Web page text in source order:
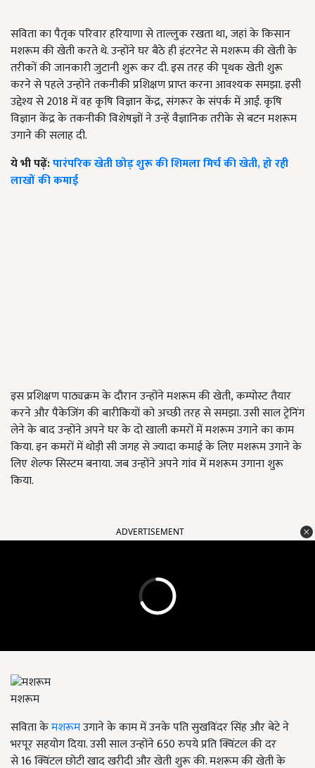
सविता का पैतृक परिवार हरियाणा से ताल्लुक रखता था,जहां के किसान
मशरूम की खेती करते थे. उन्होंने घर बैठे ही इंटरनेट से मशरूम की खेती के
तरीकों की जानकारी जुटानी शुरू कर दी. इस तरह की पृथक खेती शुरू
करने से पहले उन्होंने तकनीकी प्रशिक्षण प्राप्त करना आवश्यक समझा. इसी
उद्देश्य से2018में वह कृषि विज्ञान केंद्र,संगरूर के संपर्क में आईं. कृषि
विज्ञान केंद्र के तकनीकी विशेषज्ञों ने उन्हें वैज्ञानिक तरीके से बटन मशरूम
उगाने की सलाह दी.
ये भी पढ़ें:पारंपरिक खेती छोड़ शुरू की शिमला मिर्च की खेती, हो रही
लाखों की कमाई
इस प्रशिक्षण पाठ्यक्रम के दौरान उन्होंने मशरूम की खेती,कम्पोस्ट तैयार
करने और पैकेजिंग की बारीकियों को अच्छी तरह से समझा. उसी साल ट्रेनिंग
लेने के बाद उन्होंने अपने घर के दो खाली कमरों में मशरूम उगाने का काम
किया. इन कमरों में थोड़ी सी जगह से ज्यादा कमाई के लिए मशरूम उगाने के
लिए शेल्फ सिस्टम बनाया. जब उन्होंने अपने गांव में मशरूम उगाना शुरू
किया.
ADVERTISEMENT
मशरूम
सविता केमशरूमउगाने के काम में उनके पति सुखविंदर सिंह और बेटे ने
भरपूर सहयोग दिया. उसी साल उन्होंने650रुपये प्रति क्विंटल की दर
से16क्विंटल छोटी खाद खरीदी और खेती शुरू की. मशरूम की खेती के